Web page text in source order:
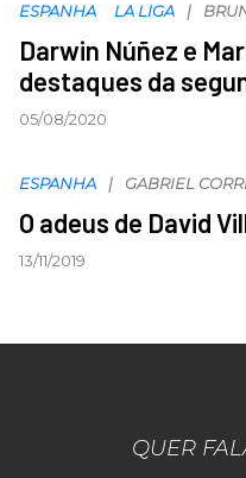
ESPANHA LA LIGA
Darwin Núñez e
destaques da
05/08/2020
ESPANHA GABRIEL
O adeus de David
13/11/2019
QUER